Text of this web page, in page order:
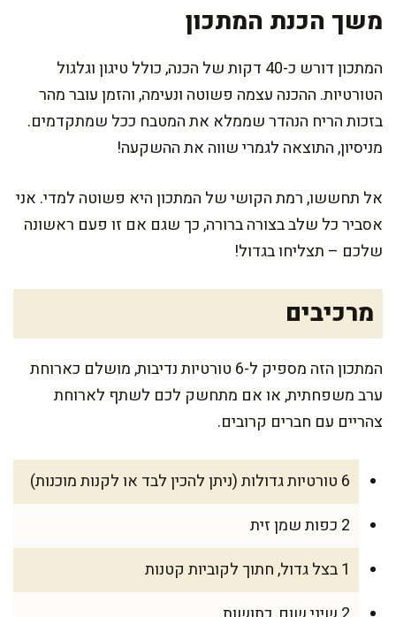
משך הכנת המתכון
המתכון דורש כ-40 דקות של הכנה, כולל טיגון וגלגול
הטורטיות. ההכנה עצמה פשוטה ונעימה, והזמן עובר מהר
בזכות הריח הנהדר שממלא את המטבח ככל שמתקדמים.
מניסיון, התוצאה לגמרי שווה את ההשקעה!
אל תחששו, רמת הקושי של המתכון היא פשוטה למדי. אני
אסביר כל שלב בצורה ברורה, כך שגם אם זו פעם ראשונה
שלכם – תצליחו בגדול!
מרכיבים
המתכון הזה מספיק ל-6 טורטיות נדיבות, מושלם כארוחת
ערב משפחתית, או אם מתחשק לכם לשתף לארוחת
צהריים עם חברים קרובים.
6 טורטיות גדולות (ניתן להכין לבד או לקנות מוכנות)
2 כפות שמן זית
1 בצל גדול, חתוך לקוביות קטנות